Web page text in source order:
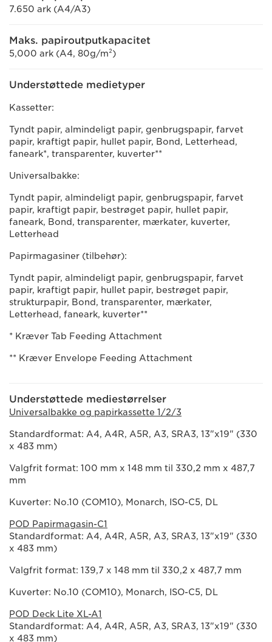
7.650 ark (A4/A3)
Maks. papiroutputkapacitet
5,000 ark (A4, 80g/m²)
Understøttede medietyper
Kassetter:
Tyndt papir, almindeligt papir, genbrugspapir, farvet
papir, kraftigt papir, hullet papir, Bond, Letterhead,
faneark*, transparenter, kuverter**
Universalbakke:
Tyndt papir, almindeligt papir, genbrugspapir, farvet
papir, kraftigt papir, bestrøget papir, hullet papir,
faneark, Bond, transparenter, mærkater, kuverter,
Letterhead
Papirmagasiner (tilbehør):
Tyndt papir, almindeligt papir, genbrugspapir, farvet
papir, kraftigt papir, hullet papir, bestrøget papir,
strukturpapir, Bond, transparenter, mærkater,
Letterhead, faneark, kuverter**
* Kræver Tab Feeding Attachment
** Kræver Envelope Feeding Attachment
Understøttede mediestørrelser
Universalbakke og papirkassette 1/2/3
Standardformat: A4, A4R, A5R, A3, SRA3, 13"x19" (330
x 483 mm)
Valgfrit format: 100 mm x 148 mm til 330,2 mm x 487,7
mm
Kuverter: No.10 (COM10), Monarch, ISO-C5, DL
POD Papirmagasin-C1
Standardformat: A4, A4R, A5R, A3, SRA3, 13"x19" (330
x 483 mm)
Valgfrit format: 139,7 x 148 mm til 330,2 x 487,7 mm
Kuverter: No.10 (COM10), Monarch, ISO-C5, DL
POD Deck Lite XL-A1
Standardformat: A4, A4R, A5R, A3, SRA3, 13"x19" (330
x 483 mm)